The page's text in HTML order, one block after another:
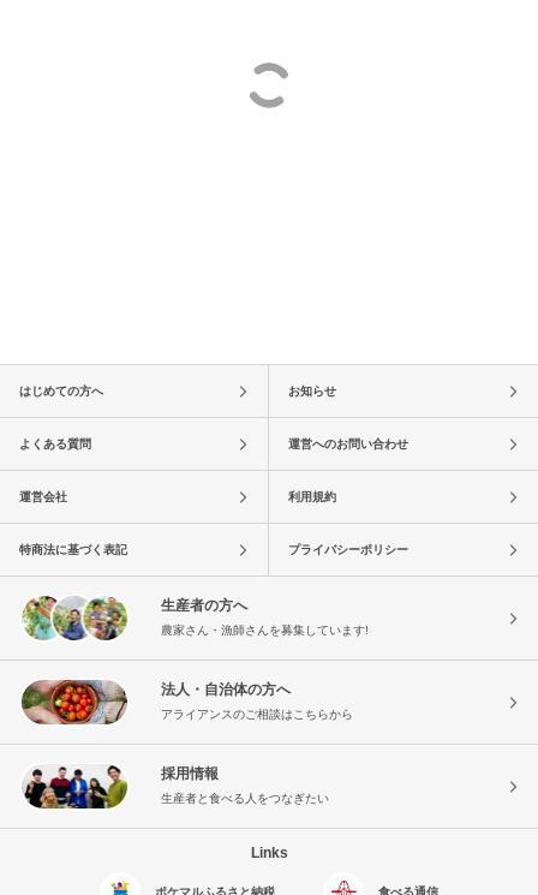
はじめての方へ お知らせ
よくある質問 運営へのお問い合わせ
運営会社 利用規約
特商法に基づく表記 プライバシーポリシー
生産者の方へ
農家さん・漁師さんを募集しています!
法人・自治体の方へ
アライアンスのご相談はこちらから
採用情報
生産者と食べる人をつなぎたい
Links
ポケマルふるさと納税 食べる通信